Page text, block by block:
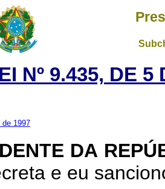
Nº 9.435, DE 5
de 1997
DA
e eu